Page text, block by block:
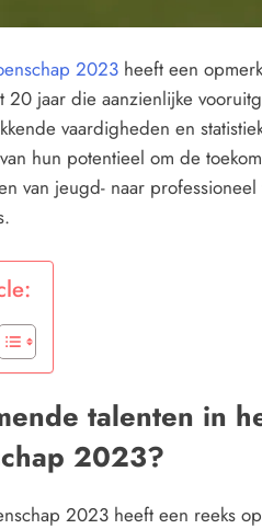
2023 heeft een
20 jaar die aanzienlijke
vaardigheden en
hun potentieel om de
van jeugd- naar
talenten in
2023?
2023 heeft een reeks